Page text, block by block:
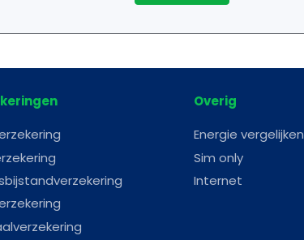
Overig
Energie vergelijken
Sim only
Internet